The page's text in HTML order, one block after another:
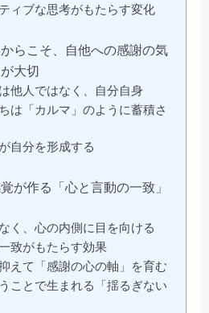
ィブな思考がもたらす変化
らこそ、自他への感謝の気
大切
他人ではなく、自分自身
は「カルマ」のように蓄積さ
自分を形成する
が作る「心と言動の一致」
く、心の内側に目を向ける
致がもたらす効果
えて「感謝の心の軸」を育む
ことで生まれる「揺るぎない